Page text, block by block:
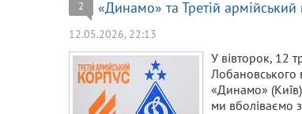
2 «Динамо» та Третій
12.05.2026, 22:13
У вівторок, 12
Лобановського
«Динамо»
ми вболіваємо